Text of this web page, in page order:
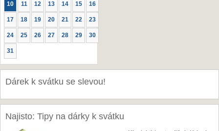
10 11 12 13 14 15 16
17 18 19 20 21 22 23
24 25 26 27 28 29 30
31
Dárek k svátku se slevou!
Najisto: Tipy na dárky k svátku